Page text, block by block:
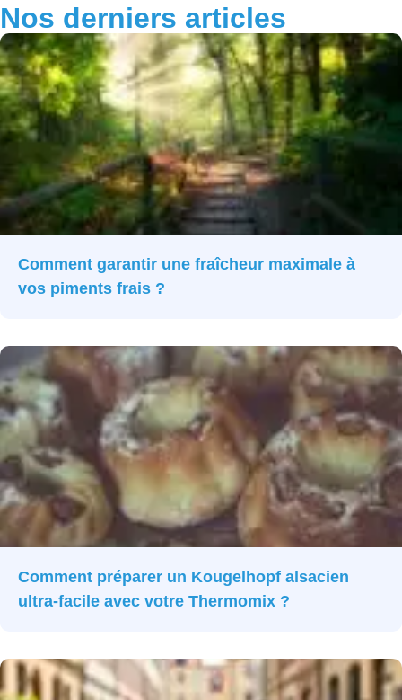
Nos derniers articles
Comment garantir une fraîcheur maximale à
vos piments frais ?
Comment préparer un Kougelhopf alsacien
ultra-facile avec votre Thermomix ?